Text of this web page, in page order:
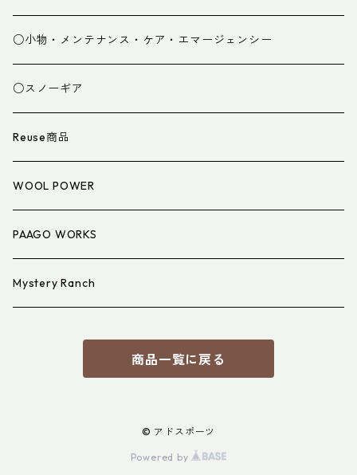
グローブ
スパッツ・ゲイター
衣類小物
アイウェア
寝袋
マット
寝具小物
○小物・メンテナンス・ケア・エマージェンシー
○スノーギア
Reuse商品
WOOL POWER
PAAGO WORKS
Mystery Ranch
商品一覧に戻る
© アドスポーツ
Powered by